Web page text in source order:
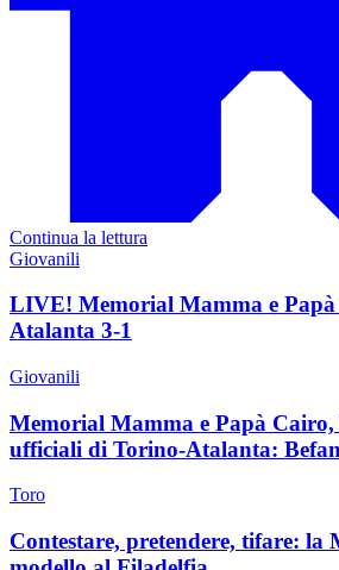
Continua la lettura
Giovanili
LIVE! Memorial Mamma e
Atalanta 3-1
Giovanili
Memorial Mamma e Papà
ufficiali di Torino-Atalanta:
Toro
Contestare, pretendere, tifare: la